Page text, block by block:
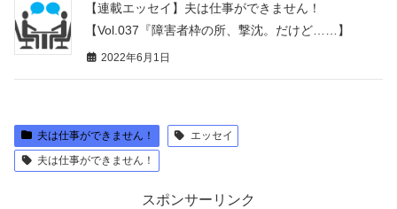
【連載エッセイ】夫は仕事ができません！
【Vol.037『障害者枠の所、撃沈。だけど……】
2022年6月1日
夫は仕事ができません！
エッセイ
夫は仕事ができません！
スポンサーリンク